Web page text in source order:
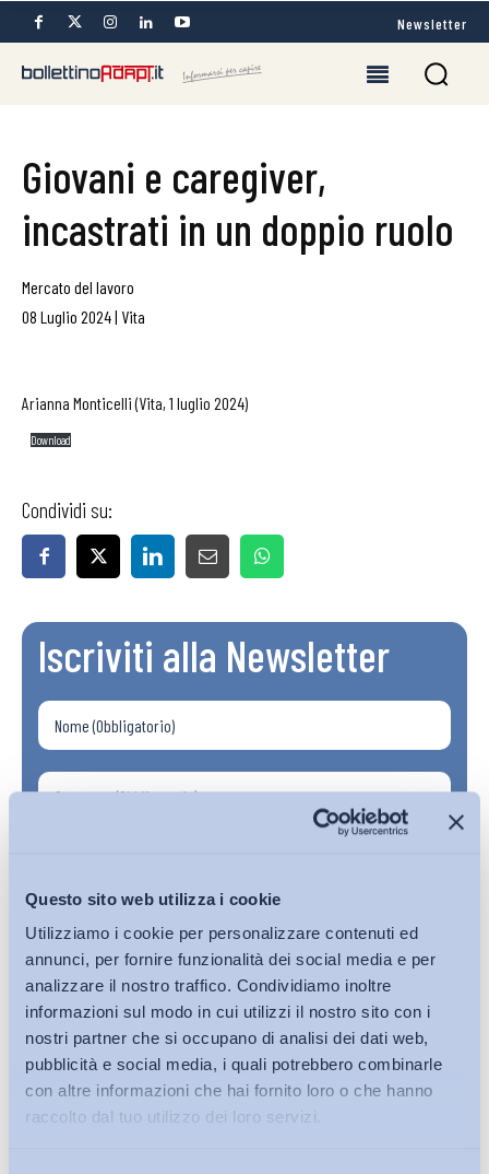
Questo sito web utilizza i cookie
Utilizziamo i cookie per personalizzare contenuti ed
annunci, per fornire funzionalità dei social media e per
analizzare il nostro traffico. Condividiamo inoltre
informazioni sul modo in cui utilizzi il nostro sito con i
nostri partner che si occupano di analisi dei dati web,
pubblicità e social media, i quali potrebbero combinarle
con altre informazioni che hai fornito loro o che hanno
raccolto dal tuo utilizzo dei loro servizi.
Newsletter
Giovani e caregiver,
incastrati in un doppio ruolo
Mercato del lavoro
08 Luglio 2024| Vita
Arianna Monticelli (Vita, 1 luglio 2024)
Download
Condividi su:
Iscriviti alla Newsletter